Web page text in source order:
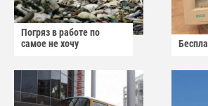
Погряз в работе по
самое не хочу